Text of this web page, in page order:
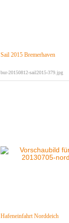
Sail 2015 Bremerhaven
bur-20150812-sail2015-379.jpg
Hafeneinfahrt Norddeich